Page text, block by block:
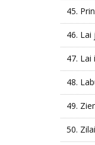
45.
46. Lai
47. Lai
48.
49.
50.